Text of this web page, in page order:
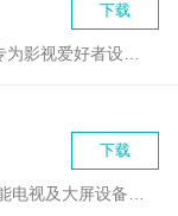
下载
下载